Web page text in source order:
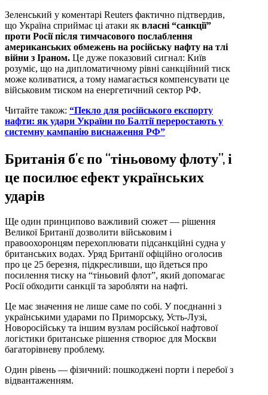
Зеленський у коментарі Reuters фактично підтвердив,
що Україна сприймає ці атаки як власні “санкції”
проти Росії після тимчасового послаблення
американських обмежень на російську нафту на тлі
війни з Іраном. Це дуже показовий сигнал: Київ
розуміє, що на дипломатичному рівні санкційний тиск
може коливатися, а тому намагається компенсувати це
військовим тиском на енергетичний сектор РФ.
Читайте також: “Пекло для російського експорту
нафти: як удари України по Балтії переростають у
системну кампанію виснаження РФ”
Британія б’є по “тіньовому флоту”, і
це посилює ефект українських
ударів
Ще один принципово важливий сюжет — рішення
Великої Британії дозволити військовим і
правоохоронцям перехоплювати підсанкційні судна у
британських водах. Уряд Британії офіційно оголосив
про це 25 березня, підкресливши, що йдеться про
посилення тиску на “тіньовий флот”, який допомагає
Росії обходити санкції та заробляти на нафті.
Це має значення не лише саме по собі. У поєднанні з
українськими ударами по Приморську, Усть-Лузі,
Новоросійську та іншим вузлам російської нафтової
логістики британське рішення створює для Москви
багаторівневу проблему.
Один рівень — фізичний: пошкоджені порти і перебої з
відвантаженням.